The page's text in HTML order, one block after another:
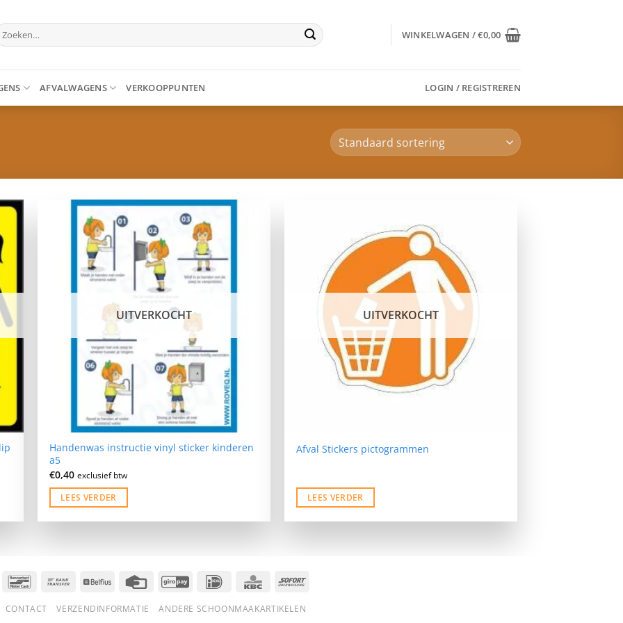
WINKELWAGEN /€0,00
AFVALWAGENS VERKOOPPUNTEN LOGIN / REGISTREREN
UITVERKOCHT
Handenwas instructie vinyl sticker kinderen
a5
€0,40 exclusief btw
LEES VERDER
UITVERKOCHT
Afval Stickers pictogrammen
LEES VERDER
BancontactBank
Belfius
Credit
GiroPay IDeal KBC Sofort
CONTACT VERZENDINFORMATIE ANDERE SCHOONMAAKARTIKELEN